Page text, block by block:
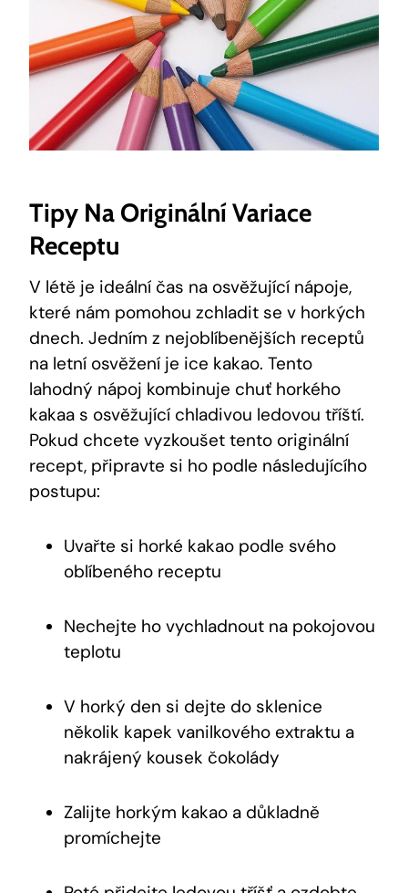
Tipy Na Originální Variace
Receptu
V létě je ideální⁤ čas‌ na osvěžující nápoje,
které nám pomohou zchladit ⁣se v ⁤horkých
dnech.​ Jedním z nejoblíbenějších receptů
na letní osvěžení je ice kakao. Tento
‌lahodný nápoj kombinuje ‌chuť horkého
kakaa s osvěžující chladivou ledovou tříští.‍
Pokud chcete vyzkoušet tento originální
‌recept, připravte si ho podle následujícího
postupu:
Uvařte si horké kakao podle svého
oblíbeného receptu
Nechejte ho vychladnout na pokojovou
teplotu
V horký den si dejte do ‍sklenice
několik kapek vanilkového extraktu a
nakrájený kousek čokolády
Zalijte⁣ horkým‌ kakao a důkladně
promíchejte